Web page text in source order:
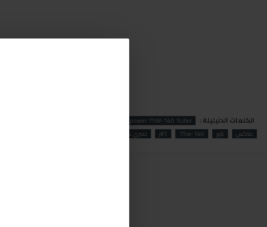
الكلمات الدليليلة : Mannol Maxpower 75W-140 1Liter
ماكس
باور 75w-140 1لتر صبري ستورز